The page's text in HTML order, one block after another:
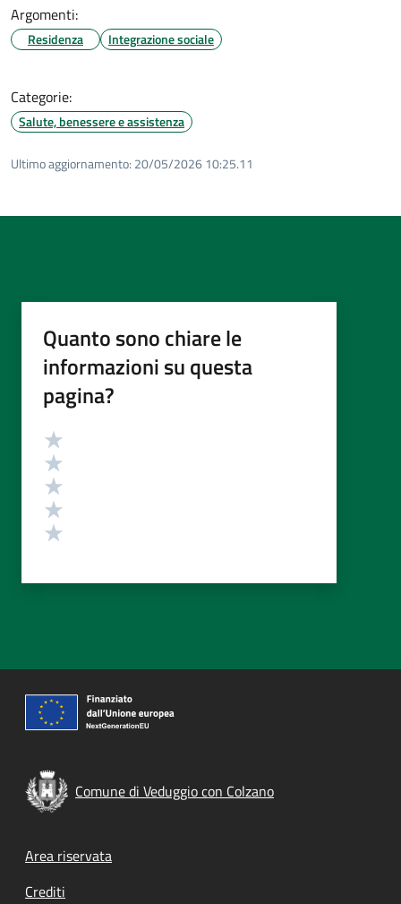
Argomenti:
Residenza Integrazione sociale
Categorie:
Salute, benessere e assistenza
Ultimo aggiornamento: 20/05/2026 10:25.11
Quanto sono chiare le
informazioni su questa
pagina?
Valutazione
Comune di Veduggio con Colzano
Footer menu
Area riservata
Crediti